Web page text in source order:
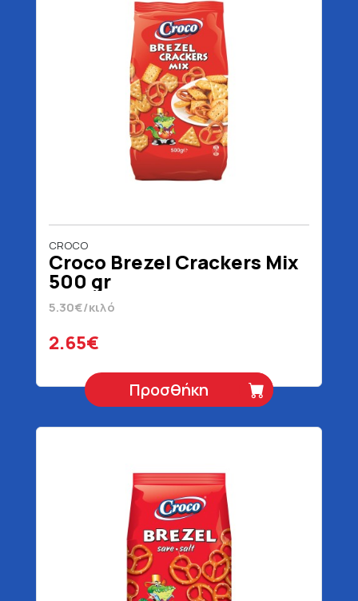
CROCO
Croco Brezel Crackers Mix
500 gr
5.30€/κιλό
2.65€
Προσθήκη